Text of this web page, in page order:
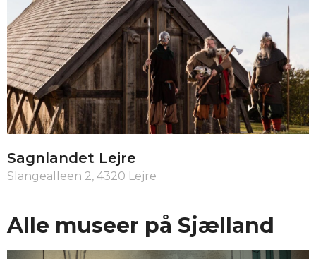
Sagnlandet Lejre
Slangealleen 2, 4320 Lejre
Alle museer på Sjælland